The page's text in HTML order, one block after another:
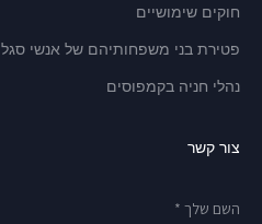
חוקים שימושיים
פטירת בני משפחותיהם של אנשי סגל
נהלי חניה בקמפוסים
צור קשר
השם שלך *